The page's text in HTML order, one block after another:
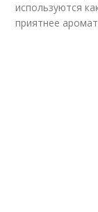
используются
приятнее